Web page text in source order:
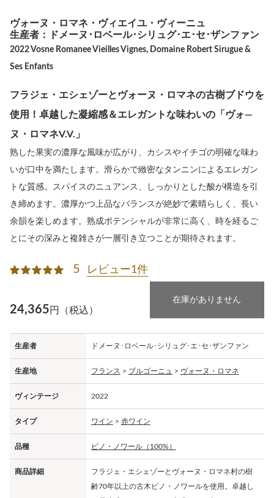
ヴォーヌ・ロマネ・ヴィエイユ・ヴィーニュ
生産者：ドメーヌ･ロベール･シリュグ･エ･セ･ザンファン
2022 Vosne Romanee Vieilles Vignes, Domaine Robert Sirugue &
Ses Enfants
フラジェ・エシェゾーとヴォーヌ・ロマネの古樹ブドウを
使用！卓越した凝縮感＆エレガントな味わいの「ヴォ―
ヌ・ロマネV.V.」
熟した果実の濃厚な風味が広がり、カシスやイチゴの明確な味わ
いが口中を満たします。滑らかで緻密なタンニンによるエレガン
トな質感。スパイスのニュアンス、しっかりとした酸が構造を引
き締めます。濃厚かつ上品なバランスが絶妙で素晴らしく、長い
余韻を楽しめます。熟成ポテンシャルが非常に高く、時を経るご
とにその深みと複雑さが一層引き立つことが期待されます。
5 レビュー1件
24,365円（税込）
在庫がありません
生産者 ドメーヌ･ロベール･シリュグ･エ･セ･ザンファン
生産地 フランス > ブルゴーニュ > ヴォーヌ・ロマネ
ヴィンテージ 2022
タイプ ワイン > 赤ワイン
品種 ピノ・ノワール（100%）
商品詳細
フラジェ・エシェゾーとヴォーヌ・ロマネ村の樹
齢70年以上の古木ピノ・ノワールを使用。卓越し